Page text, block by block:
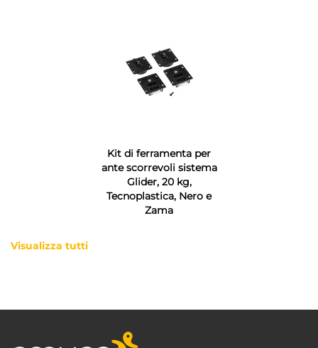
Kit di ferramenta per
ante scorrevoli sistema
Glider, 20 kg,
Tecnoplastica, Nero e
Zama
Visualizza tutti